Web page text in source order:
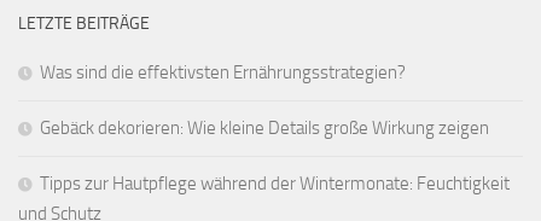
LETZTE BEITRÄGE
Was sind die effektivsten Ernährungsstrategien?
Gebäck dekorieren: Wie kleine Details große Wirkung zeigen
Tipps zur Hautpflege während der Wintermonate: Feuchtigkeit
und Schutz